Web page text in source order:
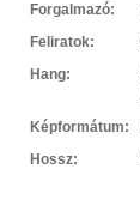
Forgalmazó:
Feliratok:
Hang:
Képformátum:
Hossz: